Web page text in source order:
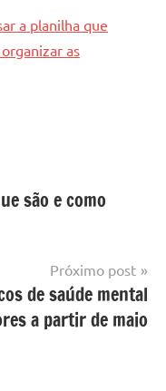
a planilha que
as
são e como
Próximo post
de saúde mental
a partir de maio